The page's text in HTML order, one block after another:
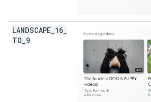
LANDSCAPE 16
TO 9